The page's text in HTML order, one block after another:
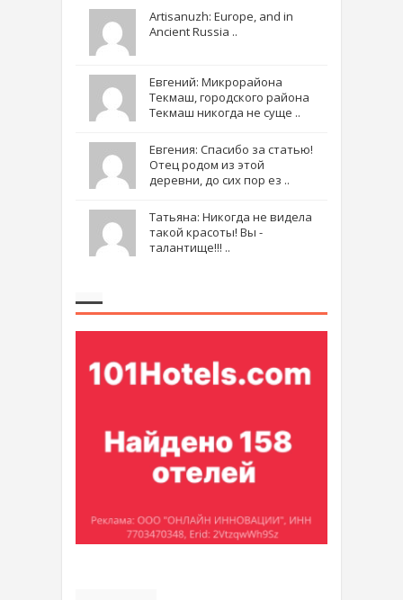
Artisanuzh: Europe, and in
Ancient Russia ..
Евгений: Микрорайона
Текмаш, городского района
Текмаш никогда не суще ..
Евгения: Спасибо за статью!
Отец родом из этой
деревни, до сих пор ез ..
Татьяна: Никогда не видела
такой красоты! Вы -
талантище!!! ..